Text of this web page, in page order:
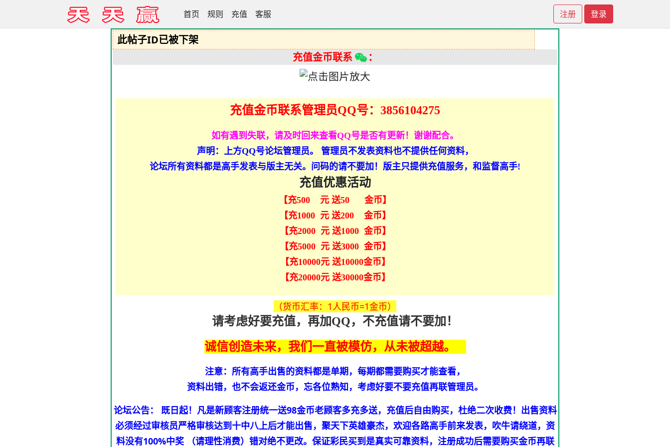
首页 规则 充值 客服 注册 登录
天天赢高手论坛
此帖子ID已被下架
充值金币联系
：
充值金币联系管理员QQ号：3856104275
如有遇到失联，请及时回来查看QQ号是否有更新！谢谢配合。
声明：上方QQ号论坛管理员。 管理员不发表资料也不提供任何资料，
论坛所有资料都是高手发表与版主无关。问码的请不要加！版主只提供充值服务，和监督高手!
充值优惠活动
【充500 元 送50 金币】
【充1000 元 送200 金币】
【充2000 元 送1000 金币】
【充5000 元 送3000 金币】
【充10000元 送10000金币】
【充20000元 送30000金币】
（货币汇率：1人民币=1金币）
请考虑好要充值，再加QQ，不充值请不要加！
诚信创造未来，我们一直被模仿，从未被超越。
注意：所有高手出售的资料都是单期，每期都需要购买才能查看，
资料出错，也不会返还金币，忘各位熟知，考虑好要不要充值再联管理员。
论坛公告： 既日起！凡是新顾客注册统一送98金币老顾客多充多送，充值后自由购买，杜绝二次收费！出售资料
必须经过审核员严格审核达到十中八上后才能出售，聚天下英雄豪杰，欢迎各路高手前来发表，吹牛请绕道，资
料没有100%中奖 （请理性消费）错对绝不更改。保证彩民买到是真实可靠资料，注册成功后需要购买金币再联